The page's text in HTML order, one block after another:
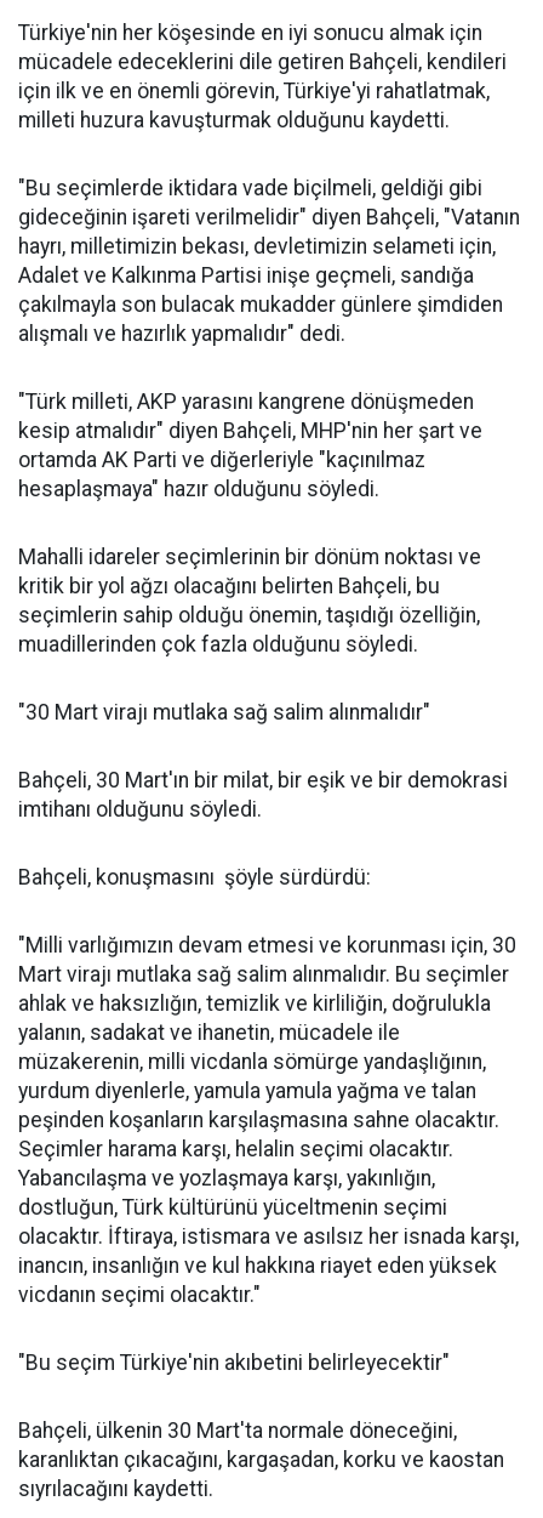
Türkiye'nin her köşesinde en iyi sonucu almak için
mücadele edeceklerini dile getiren Bahçeli, kendileri
için ilk ve en önemli görevin, Türkiye'yi rahatlatmak,
milleti huzura kavuşturmak olduğunu kaydetti.
"Bu seçimlerde iktidara vade biçilmeli, geldiği gibi
gideceğinin işareti verilmelidir" diyen Bahçeli, "Vatanın
hayrı, milletimizin bekası, devletimizin selameti için,
Adalet ve Kalkınma Partisi inişe geçmeli, sandığa
çakılmayla son bulacak mukadder günlere şimdiden
alışmalı ve hazırlık yapmalıdır" dedi.
"Türk milleti, AKP yarasını kangrene dönüşmeden
kesip atmalıdır" diyen Bahçeli, MHP'nin her şart ve
ortamda AK Parti ve diğerleriyle "kaçınılmaz
hesaplaşmaya" hazır olduğunu söyledi.
Mahalli idareler seçimlerinin bir dönüm noktası ve
kritik bir yol ağzı olacağını belirten Bahçeli, bu
seçimlerin sahip olduğu önemin, taşıdığı özelliğin,
muadillerinden çok fazla olduğunu söyledi.
"30 Mart virajı mutlaka sağ salim alınmalıdır"
Bahçeli, 30 Mart'ın bir milat, bir eşik ve bir demokrasi
imtihanı olduğunu söyledi.
Bahçeli, konuşmasını şöyle sürdürdü:
"Milli varlığımızın devam etmesi ve korunması için, 30
Mart virajı mutlaka sağ salim alınmalıdır. Bu seçimler
ahlak ve haksızlığın, temizlik ve kirliliğin, doğrulukla
yalanın, sadakat ve ihanetin, mücadele ile
müzakerenin, milli vicdanla sömürge yandaşlığının,
yurdum diyenlerle, yamula yamula yağma ve talan
peşinden koşanların karşılaşmasına sahne olacaktır.
Seçimler harama karşı, helalin seçimi olacaktır.
Yabancılaşma ve yozlaşmaya karşı, yakınlığın,
dostluğun, Türk kültürünü yüceltmenin seçimi
olacaktır. İftiraya, istismara ve asılsız her isnada karşı,
inancın, insanlığın ve kul hakkına riayet eden yüksek
vicdanın seçimi olacaktır."
"Bu seçim Türkiye'nin akıbetini belirleyecektir"
Bahçeli, ülkenin 30 Mart'ta normale döneceğini,
karanlıktan çıkacağını, kargaşadan, korku ve kaostan
sıyrılacağını kaydetti.